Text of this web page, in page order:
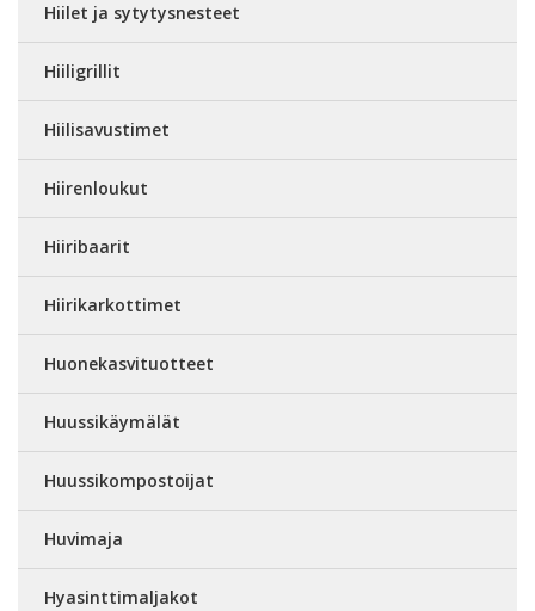
Hiilet ja sytytysnesteet
Hiiligrillit
Hiilisavustimet
Hiirenloukut
Hiiribaarit
Hiirikarkottimet
Huonekasvituotteet
Huussikäymälät
Huussikompostoijat
Huvimaja
Hyasinttimaljakot